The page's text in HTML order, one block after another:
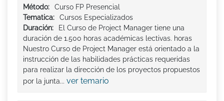
Método:
Curso FP Presencial
Tematica:
Cursos Especializados
Duración:
El Curso de Project Manager tiene una
duración de 1.500 horas académicas lectivas. horas
Nuestro Curso de Project Manager está orientado a la
instrucción de las habilidades prácticas requeridas
para realizar la dirección de los proyectos propuestos
por la junta... ver temario